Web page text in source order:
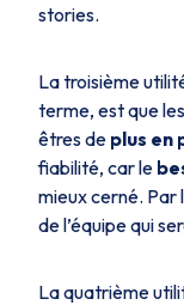
stories.
La troisième
terme, est que les
êtres de plus en
fiabilité, car le
mieux cerné. Par
de l’équipe qui
La quatrième